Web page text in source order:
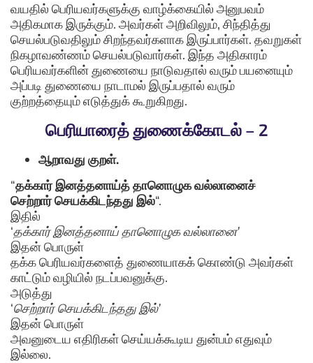
வயதில் பெரியவர்களுக்கு வாழ்க்கையில் அனுபவம்
அதிகமாக இருக்கும். அவர்கள் அறிவிலும், சிந்தித்து
செயல்படுவதிலும் சிறந்தவர்களாக இருப்பார்கள். தவறுகள்
நிகழாவண்ணம் செயல்படுவார்கள். இந்த அதிகாரம்
பெரியவர்களின் துணையை நாடுவதால் வரும் பயனையும்
அப்படி துணையை நாடாமல் இருப்பதால் வரும்
குற்றத்தையும் எடுத்துக் கூறுகிறது.
பெரியாரைத் துணைக்கோடல் – 2
ஆறாவது குறள்.
“தக்கார் இனத்தனாய்த் தானொழுக வல்லானைச்
செற்றார் செயக்கிடந்தது இல்“.
இதில்
‘தக்கார் இனத்தனாய் தானொழுக வல்லானை’
இதன் பொருள்
தக்க பெரியவர்களைத் துணையாகக் கொண்டு அவர்கள்
காட்டும் வழியில் நடப்பவனுக்கு.
அடுத்து
‘செற்றார் செயக்கிடந்தது இல்’
இதன் பொருள்
அவனுடைய எதிரிகள் செய்யக்கூடிய துன்பம் எதுவும்
இல்லை.